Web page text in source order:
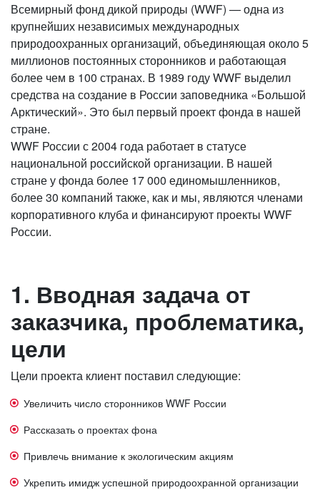
Всемирный фонд дикой природы (WWF) — одна из
крупнейших независимых международных
природоохранных организаций, объединяющая около 5
миллионов постоянных сторонников и работающая
более чем в 100 странах. В 1989 году WWF выделил
средства на создание в России заповедника «Большой
Арктический». Это был первый проект фонда в нашей
стране.
WWF России с 2004 года работает в статусе
национальной российской организации. В нашей
стране у фонда более 17 000 единомышленников,
более 30 компаний также, как и мы, являются членами
корпоративного клуба и финансируют проекты WWF
России.
1. Вводная задача от
заказчика, проблематика,
цели
Цели проекта клиент поставил следующие:
Увеличить число сторонников WWF России
Рассказать о проектах фона
Привлечь внимание к экологическим акциям
Укрепить имидж успешной природоохранной организации